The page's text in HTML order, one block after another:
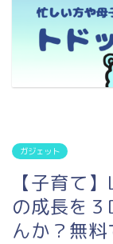
ガジェット
【子育て
の成長を
んか？無